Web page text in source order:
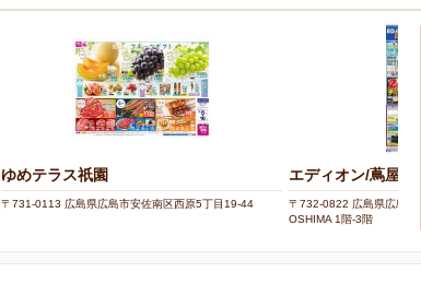
ゆめテラス祇園
〒731-0113 広島県広島市安佐南区西原5丁目19-44
エディオン/蔦屋家電
〒732-0822 広島県広島市
OSHIMA 1階-3階